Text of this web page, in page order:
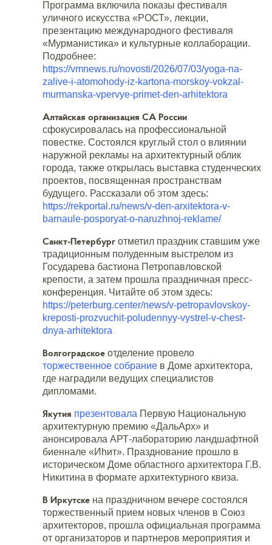
Программа включила показы фестиваля
уличного искусства «РОСТ», лекции,
презентацию международного фестиваля
«Мурманистика» и культурные коллаборации.
Подробнее:
https://vmnews.ru/novosti/2026/07/03/yoga-na-
zalive-i-atomohody-iz-kartona-morskoy-vokzal-
murmanska-vpervye-primet-den-arhitektora
Алтайская организация СА России
сфокусировалась на профессиональной
повестке. Состоялся круглый стол о влиянии
наружной рекламы на архитектурный облик
города, также открылась выставка студенческих
проектов, посвященная пространствам
будущего. Рассказали об этом здесь:
https://rekportal.ru/news/v-den-arxitektora-v-
barnaule-posporyat-o-naruzhnoj-reklame/
Санкт-Петербург отметил праздник ставшим уже
традиционным полуденным выстрелом из
Государева бастиона Петропавловской
крепости, а затем прошла праздничная пресс-
конференция. Читайте об этом здесь:
https://peterburg.center/news/v-petropavlovskoy-
kreposti-prozvuchit-poludennyy-vystrel-v-chest-
dnya-arhitektora
Волгоградское отделение провело
торжественное собрание в Доме архитектора,
где наградили ведущих специалистов
дипломами.
Якутия презентовала Первую Национальную
архитектурную премию «ДальАрх» и
анонсировала АРТ-лабораторию ландшафтной
биеннале «Иhит». Празднование прошло в
историческом Доме областного архитектора Г.В.
Никитина в формате архитектурного квиза.
В Иркутске на праздничном вечере состоялся
торжественный прием новых членов в Союз
архитекторов, прошла официальная программа
от организаторов и партнеров мероприятия и